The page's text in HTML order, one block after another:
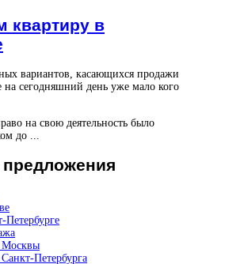
квартиру в
вариантов, касающихся продажи
сегодняшний день уже мало кого
на свою деятельность было
до ...
предложения
Петербурге
Москвы
Петербурга